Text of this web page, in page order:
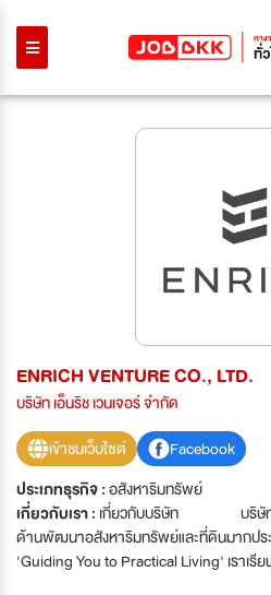
ENRICH VENTURE CO., LTD.
บริษัท เอ็นริช เวนเจอร์ จำกัด
เข้าชมเว็บไซต์
Facebook
ประเภทธุรกิจ :อสังหาริมทรัพย์
เกี่ยวกับเรา : เกี่ยวกับบริษัท บริษัท เอ็
ด้านพัฒนาอสังหาริมทรัพย์และที่ดินมากป
'Guiding You to Practical Living' เราเรี